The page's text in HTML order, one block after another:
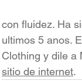
con fluidez. Ha
ultimos 5 anos.
Clothing y dile a
sitio de internet.